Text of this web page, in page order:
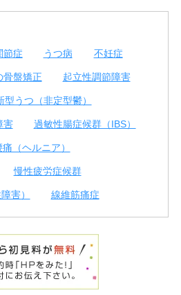
節症 うつ病 不妊症
骨盤矯正 起立性調節障害
型うつ（非定型鬱）
害 過敏性腸症候群（IBS）
痛（ヘルニア）
慢性疲労症候群
害） 線維筋痛症